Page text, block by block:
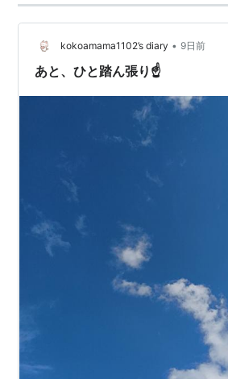
kokoamama1102’s diary • 9日前
あと、ひと踏ん張り☝️